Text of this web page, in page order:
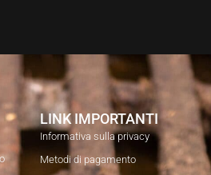
LINK IMPORTANTI
Informativa sulla privacy
Metodi di pagamento